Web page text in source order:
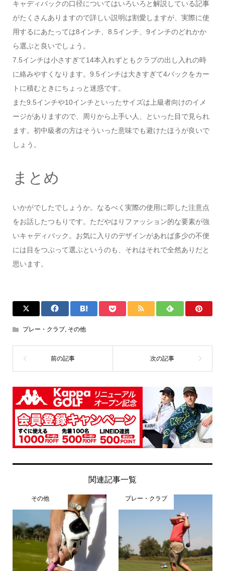
キャディバックの口径についてはいろいろと解説している記事
がたくさんありますので詳しい説明は割愛しますが、実際に使
用するにあたっては8インチ、8.5インチ、9インチのどれかか
ら選ぶと良いでしょう。
7.5インチは小さすぎて14本入れずともクラブの出し入れの時
に絡みやすくなります。9.5インチは大きすぎて4バックをカー
トに積むときにちょっと迷惑です。
また9.5インチや10インチといったサイズは上級者向けのイメ
ージがありますので、周りから上手い人、といった目で見られ
ます。初中級者の方はそういった意味でも避けたほうが良いで
しょう。
まとめ
いかがでしたでしょうか。なるべく実際の使用に即した注意点
をお話したつもりです。ただやはりファッション的な要素が強
いキャディバック。お気に入りのデザインがあれば多少の不便
には目をつぶって選ぶというのも、それはそれで全然ありだと
思います。
プレー・クラブ, その他
関連記事一覧
その他 プレー・クラブ